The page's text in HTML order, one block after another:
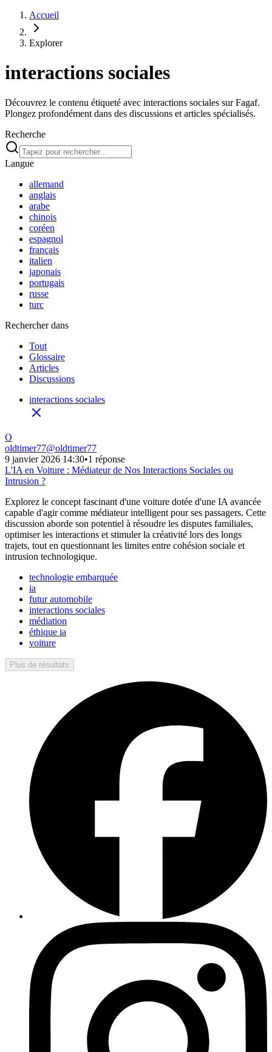
Accueil
Explorer
interactions sociales
Découvrez le contenu étiqueté avec interactions sociales sur Fagaf.
Plongez profondément dans des discussions et articles spécialisés.
Recherche
Langue
allemand
anglais
arabe
chinois
coréen
espagnol
français
italien
japonais
portugais
russe
turc
Rechercher dans
Tout
Glossaire
Articles
Discussions
interactions sociales
O
oldtimer77@oldtimer77
9 janvier 2026 14:30•1 réponse
L'IA en Voiture : Médiateur de Nos Interactions Sociales ou
Intrusion ?
Explorez le concept fascinant d'une voiture dotée d'une IA avancée
capable d'agir comme médiateur intelligent pour ses passagers. Cette
discussion aborde son potentiel à résoudre les disputes familiales,
optimiser les interactions et stimuler la créativité lors des longs
trajets, tout en questionnant les limites entre cohésion sociale et
intrusion technologique.
technologie embarquée
ia
futur automobile
interactions sociales
médiation
éthique ia
voiture
Plus de résultats